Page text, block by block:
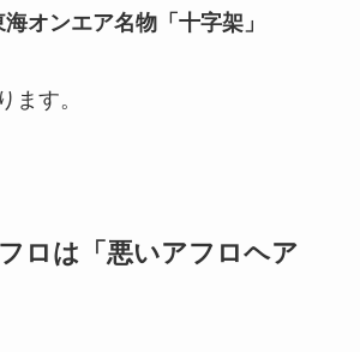
オンエア名物「十字架」
ます。
ロは「悪いアフロヘア